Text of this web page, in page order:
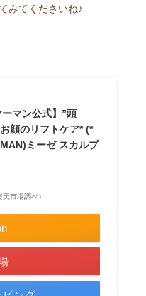
みてくださいね♪
マン公式】”頭
顔のリフトケア* (*
ミーゼ スカルプ
市場調べ）